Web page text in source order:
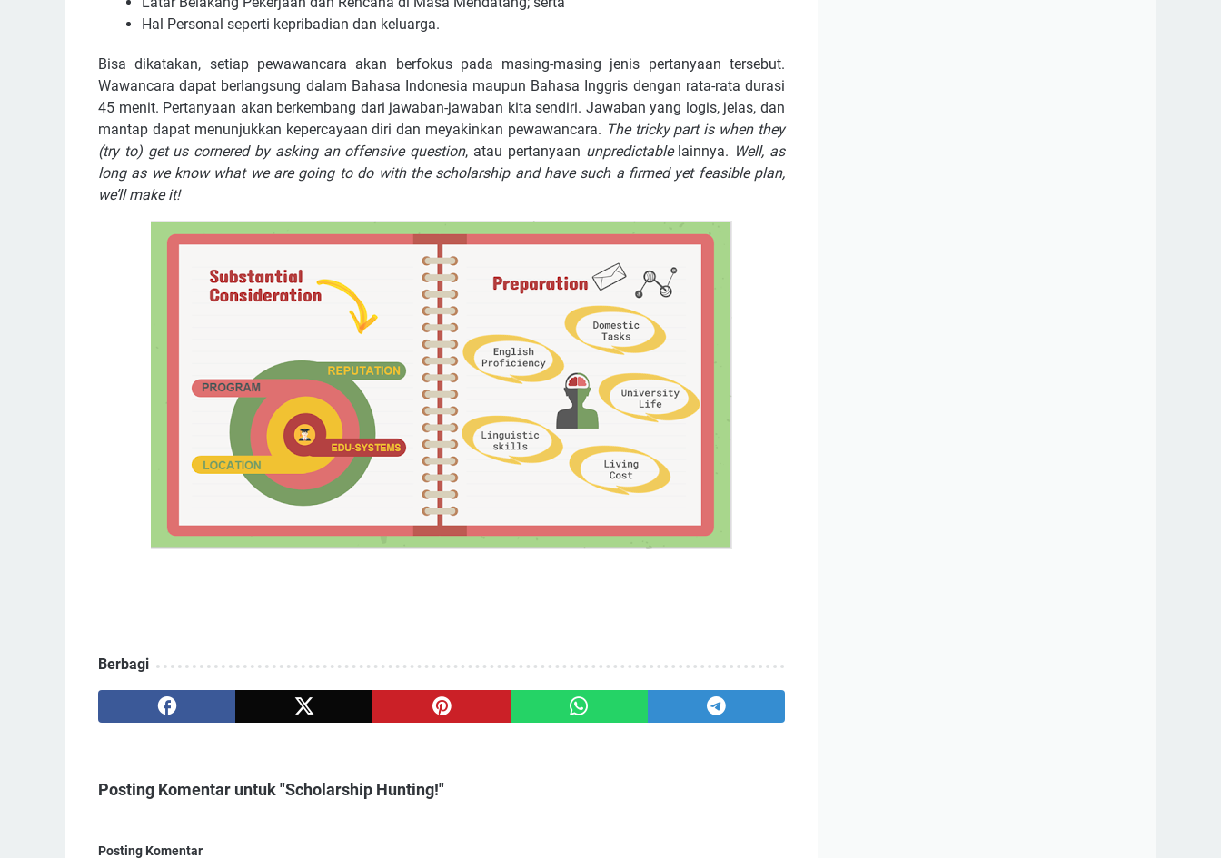
Hal Personal seperti kepribadian dan keluarga.
Bisa dikatakan, setiap pewawancara akan berfokus pada masing-masing jenis pertanyaan tersebut.
Wawancara dapat berlangsung dalam Bahasa Indonesia maupun Bahasa Inggris dengan rata-rata durasi
45 menit. Pertanyaan akan berkembang dari jawaban-jawaban kita sendiri. Jawaban yang logis, jelas, dan
mantap dapat menunjukkan kepercayaan diri dan meyakinkan pewawancara. The tricky part is when they
(try to) get us cornered by asking an offensive question, atau pertanyaan unpredictablelainnya. Well, as
long as we know what we are going to do with the scholarship and have such a firmed yet feasible plan,
we’ll make it!
Berbagi
Posting Komentar untuk "Scholarship Hunting!"
Posting Komentar